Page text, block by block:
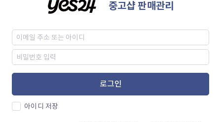
중고샵 판매관리
로그인
아이디 저장